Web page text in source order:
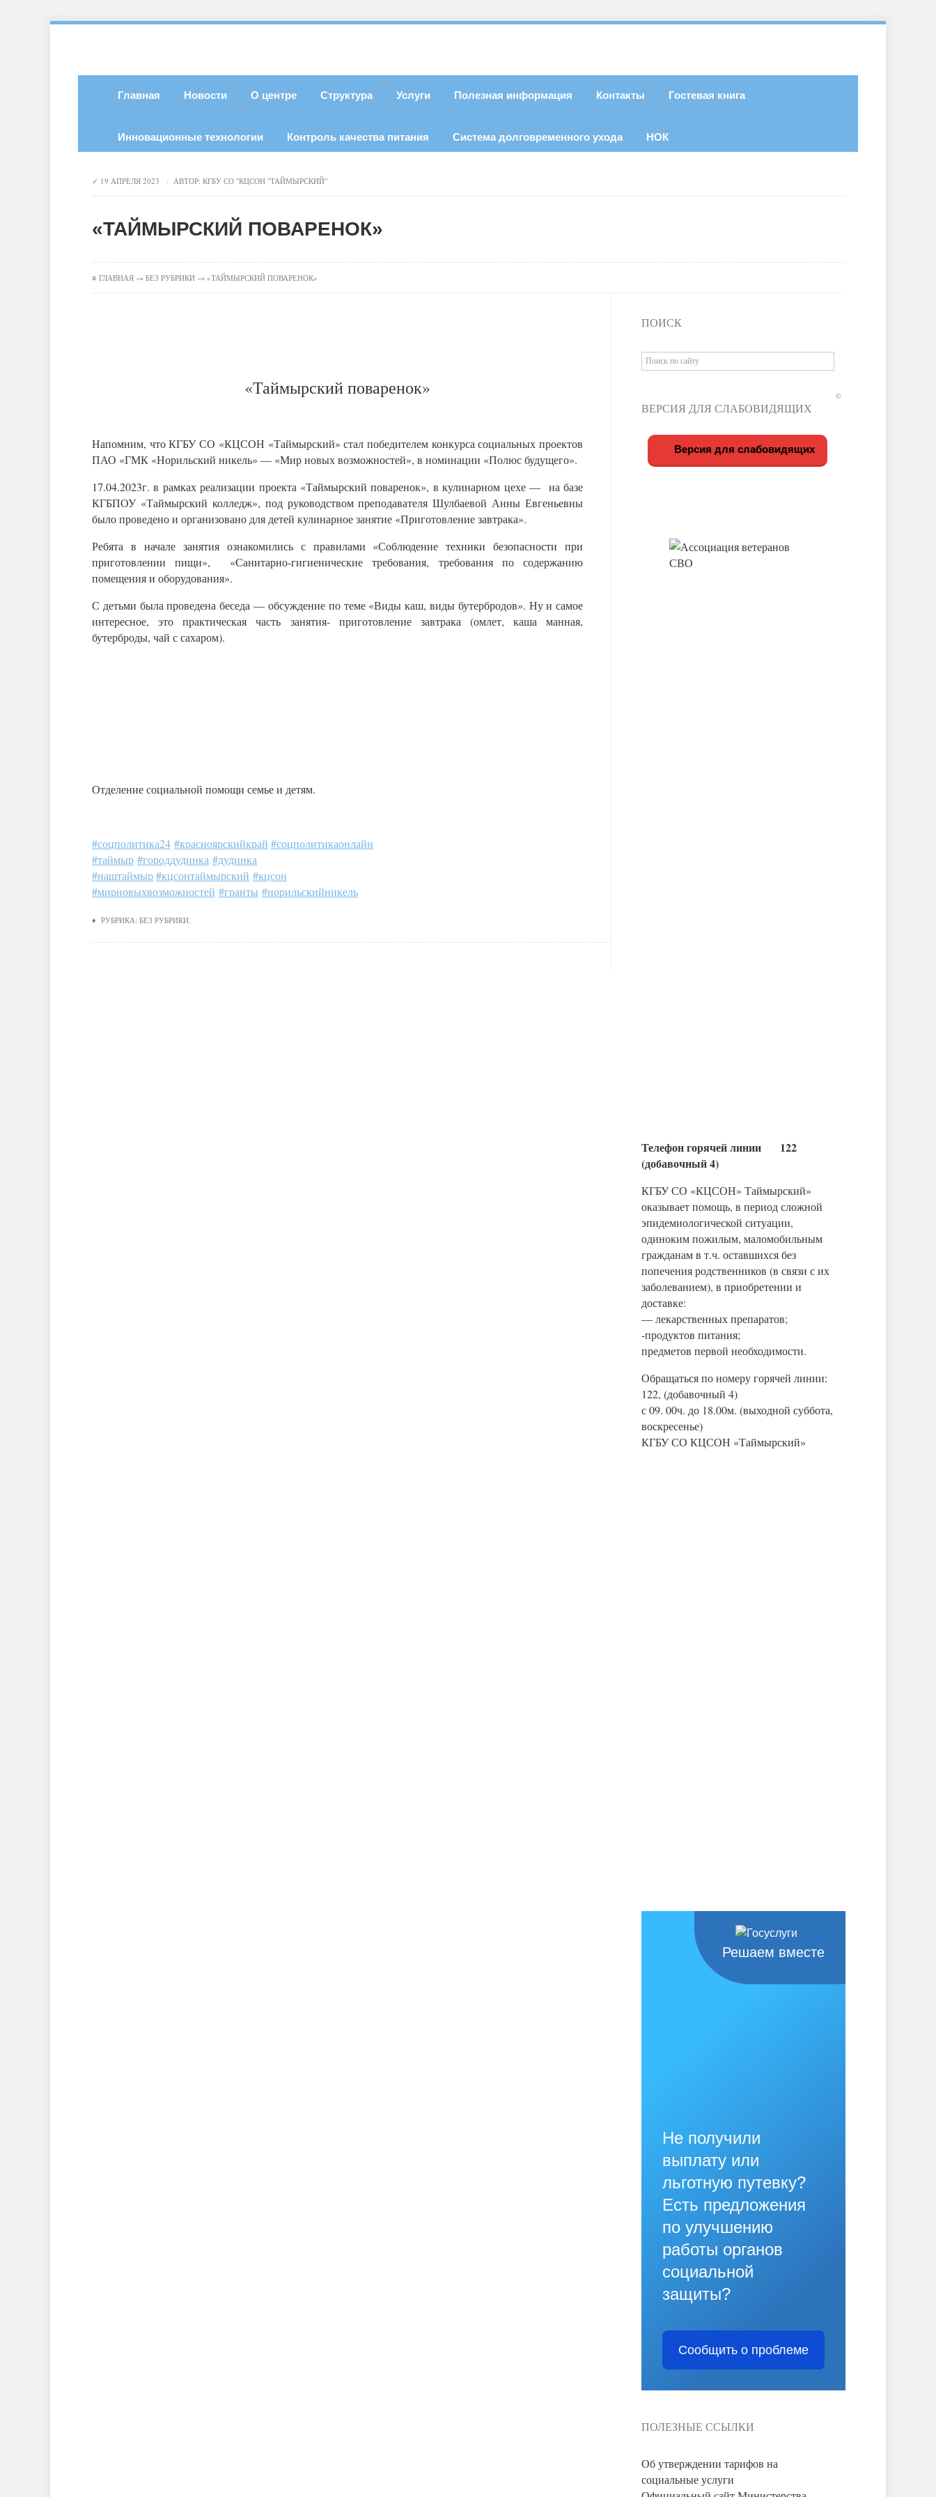
Главная Новости О центре Структура Услуги Полезная информация Контакты Гостевая книга
Инновационные технологии Контроль качества питания Система долговременного ухода НОК
19 АПРЕЛЯ 2023 · АВТОР: КГБУ СО "КЦСОН "ТАЙМЫРСКИЙ"
«ТАЙМЫРСКИЙ ПОВАРЕНОК»
≡ ГЛАВНАЯ → БЕЗ РУБРИКИ → «ТАЙМЫРСКИЙ ПОВАРЕНОК»
«Таймырский поваренок»
Напомним, что КГБУ СО «КЦСОН «Таймырский» стал победителем конкурса социальных проектов
ПАО «ГМК «Норильский никель» — «Мир новых возможностей», в номинации «Полюс будущего».
17.04.2023г. в рамках реализации проекта «Таймырский поваренок», в кулинарном цехе — на базе
КГБПОУ «Таймырский колледж», под руководством преподавателя Шулбаевой Анны Евгеньевны
было проведено и организовано для детей кулинарное занятие «Приготовление завтрака».
Ребята в начале занятия ознакомились с правилами «Соблюдение техники безопасности при
приготовлении пищи», «Санитарно-гигиенические требования, требования по содержанию
помещения и оборудования».
С детьми была проведена беседа — обсуждение по теме «Виды каш, виды бутербродов». Ну и самое
интересное, это практическая часть занятия- приготовление завтрака (омлет, каша манная,
бутерброды, чай с сахаром).
Отделение социальной помощи семье и детям.
#соцполитика24 #красноярскийкрай #соцполитикаонлайн
#таймыр #городдудинка #дудинка
#наштаймыр#кцсонтаймырский #кцсон
#мирновыхвозможностей #гранты #норильскийникель
♦ РУБРИКА: БЕЗ РУБРИКИ.
ПОИСК
ВЕРСИЯ ДЛЯ СЛАБОВИДЯЩИХ
Версия для слабовидящих
Телефон горячей линии 122
(добавочный 4)
КГБУ СО «КЦСОН» Таймырский»
оказывает помощь, в период сложной
эпидемиологической ситуации,
одиноким пожилым, маломобильным
гражданам в т.ч. оставшихся без
попечения родственников (в связи с их
заболеванием), в приобретении и
доставке:
— лекарственных препаратов;
-продуктов питания;
предметов первой необходимости.
Обращаться по номеру горячей линии:
122, (добавочный 4)
с 09. 00ч. до 18.00м. (выходной суббота,
воскресенье)
КГБУ СО КЦСОН «Таймырский»
Решаем вместе
Не получили
выплату или
льготную путевку?
Есть предложения
по улучшению
работы органов
социальной
защиты?
Сообщить о проблеме
ПОЛЕЗНЫЕ ССЫЛКИ
Об утверждении тарифов на
социальные услуги
©